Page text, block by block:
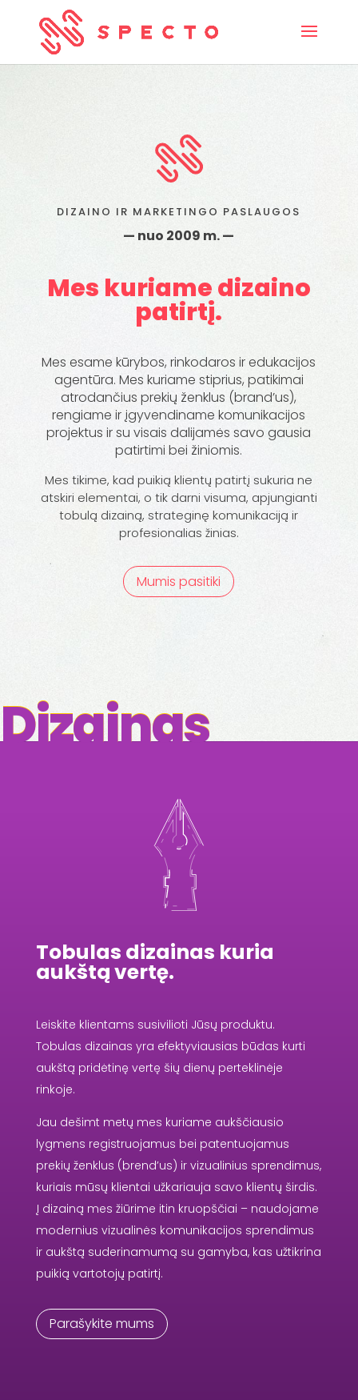
DIZAINO IR MARKETINGO PASLAUGOS
— nuo 2009 m. —
Mes kuriame dizaino
patirtį.
Mes esame kūrybos, rinkodaros ir edukacijos
agentūra. Mes kuriame stiprius, patikimai
atrodančius prekių ženklus (brand’us),
rengiame ir įgyvendiname komunikacijos
projektus ir su visais dalijamės savo gausia
patirtimi bei žiniomis.
Mes tikime, kad puikią klientų patirtį sukuria ne
atskiri elementai, o tik darni visuma, apjungianti
tobulą dizainą, strateginę komunikaciją ir
profesionalias žinias.
Mumis pasitiki
Dizainas
Tobulas dizainas kuria
aukštą vertę.
Leiskite klientams susivilioti Jūsų produktu.
Tobulas dizainas yra efektyviausias būdas kurti
aukštą pridėtinę vertę šių dienų perteklinėje
rinkoje.
Jau dešimt metų mes kuriame aukščiausio
lygmens registruojamus bei patentuojamus
prekių ženklus (brend’us) ir vizualinius sprendimus,
kuriais mūsų klientai užkariauja savo klientų širdis.
Į dizainą mes žiūrime itin kruopščiai – naudojame
modernius vizualinės komunikacijos sprendimus
ir aukštą suderinamumą su gamyba, kas užtikrina
puikią vartotojų patirtį.
Parašykite mums